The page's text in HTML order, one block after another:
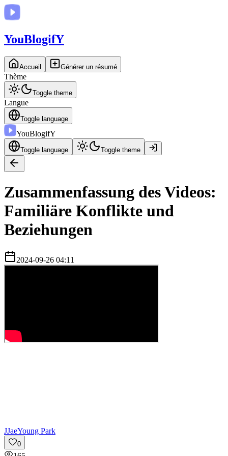
YouBlogifY
Accueil Générer un résumé
Thème
Toggle theme
Langue
Toggle language
YouBlogifY
Toggle language Toggle theme
Zusammenfassung des Videos:
Familiäre Konflikte und
Beziehungen
2024-09-26 04:11
JJaeYoung Park
0